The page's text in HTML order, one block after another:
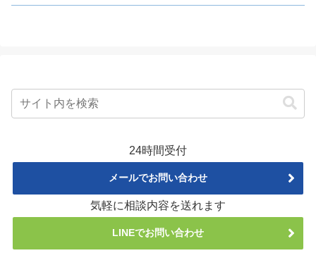
24時間受付
メールでお問い合わせ
気軽に相談内容を送れます
LINEでお問い合わせ